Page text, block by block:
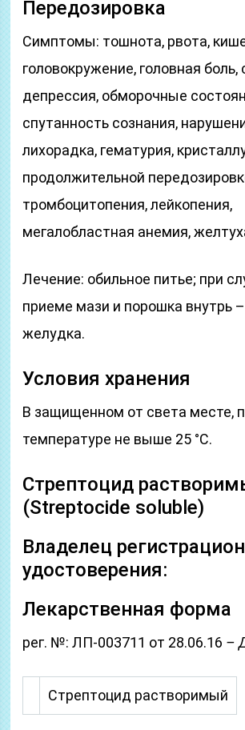
Передозировка
Симптомы: тошнота, рвота,
головокружение, головная боль,
депрессия, обморочные
спутанность сознания,
лихорадка, гематурия,
продолжительной
тромбоцитопения, лейкопения,
мегалобластная анемия,
Лечение: обильное питье; при
приеме мази и порошка внутрь
желудка.
Условия хранения
В защищенном от света месте,
температуре не выше 25 °C.
Стрептоцид
(Streptocide soluble)
Владелец
удостоверения:
Лекарственная форма
рег. №: ЛП-003711 от 28.06.16 –
Стрептоцид растворимый